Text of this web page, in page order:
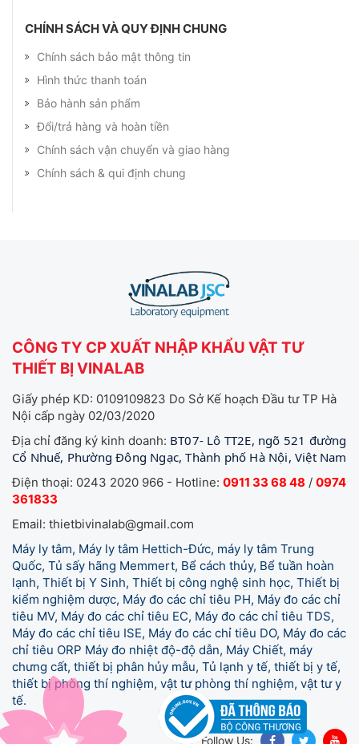
CHÍNH SÁCH VÀ QUY ĐỊNH CHUNG
Chính sách bảo mật thông tin
Hình thức thanh toán
Bảo hành sản phẩm
Đổi/trả hàng và hoàn tiền
Chính sách vận chuyển và giao hàng
Chính sách & qui định chung
CÔNG TY CP XUẤT NHẬP KHẨU VẬT TƯ
THIẾT BỊ VINALAB
Giấy phép KD: 0109109823 Do Sở Kế hoạch Đầu tư TP Hà
Nội cấp ngày 02/03/2020
Địa chỉ đăng ký kinh doanh: BT07- Lô TT2E, ngõ 521 đường
Cổ Nhuế, Phường Đông Ngạc, Thành phố Hà Nội, Việt Nam
Điện thoại: 0243 2020 966 - Hotline: 0911 33 68 48 / 0974
361833
Email: thietbivinalab@gmail.com
Máy ly tâm, Máy ly tâm Hettich-Đức, máy ly tâm Trung
Quốc, Tủ sấy hãng Memmert, Bể cách thủy, Bể tuần hoàn
lạnh, Thiết bị Y Sinh, Thiết bị công nghệ sinh học, Thiết bị
kiểm nghiệm dược, Máy đo các chỉ tiêu PH, Máy đo các chỉ
tiêu MV, Máy đo các chỉ tiêu EC, Máy đo các chỉ tiêu TDS,
Máy đo các chỉ tiêu ISE, Máy đo các chỉ tiêu DO, Máy đo các
chỉ tiêu ORP Máy đo nhiệt độ-độ dẫn, Máy Chiết, máy
chưng cất, thiết bị phân hủy mẫu, Tủ lạnh y tế, thiết bị y tế,
thiết bị phòng thí nghiệm, vật tư phòng thí nghiệm, vật tư y
tế.
Follow Us: